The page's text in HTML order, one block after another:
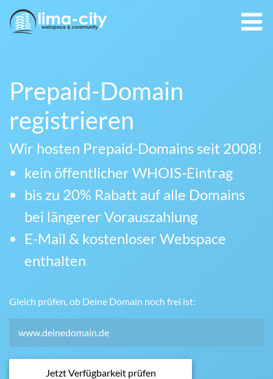
Prepaid-Domain
registrieren
Wir hosten Prepaid-Domains seit 2008!
kein öffentlicher WHOIS-Eintrag
bis zu 20% Rabatt auf alle Domains
bei längerer Vorauszahlung
E-Mail & kostenloser Webspace
enthalten
Gleich prüfen, ob Deine Domain noch frei ist:
Jetzt Verfügbarkeit prüfen